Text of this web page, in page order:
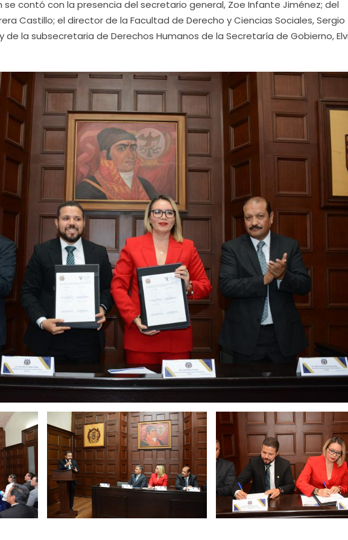
contó con la presencia del secretario general, Zoe Infante Jiménez; del
Castillo; el director de la Facultad de Derecho y Ciencias Sociales, Sergio
de la subsecretaria de Derechos Humanos de la Secretaría de Gobierno,